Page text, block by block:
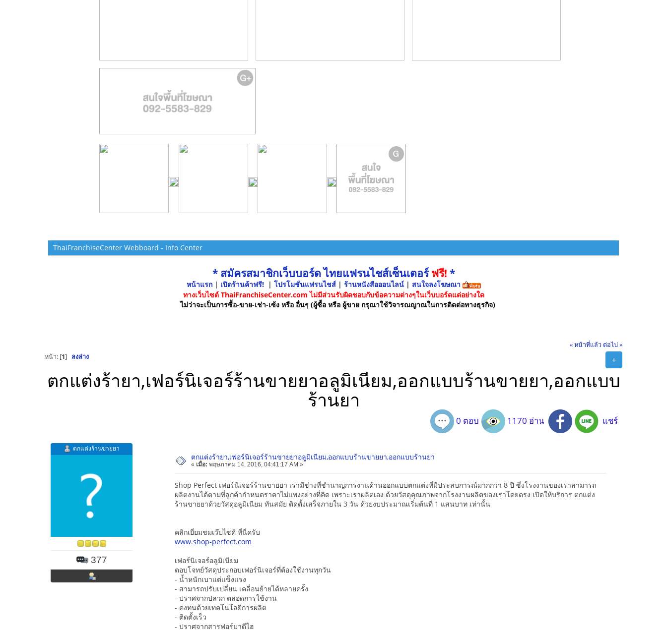
ThaiFranchiseCenter Webboard - Info Center
* สมัครสมาชิกเว็บบอร์ด ไทยแฟรนไชส์เซ็นเตอร์ฟรี! *
หน้าแรก| เปิดร้านค้าฟรี! | โปรโมชั่นแฟรนไชส์ | ร้านหนังสือออนไลน์ | สนใจลงโฆษณา
ทางเว็บไซต์ ThaiFranchiseCenter.com ไม่มีส่วนรับผิดชอบกับข้อความต่างๆในเว็บบอร์ดแต่อย่างใด
ไม่ว่าจะเป็นการซื้อ-ขาย-เช่า-เซ้ง หรือ อื่นๆ (ผู้ซื้อ หรือ ผู้ขาย กรุณาใช้วิจารณญาณในการติดต่อทางธุรกิจ)
« หน้าที่แล้ว ต่อไป »
+
หน้า: [1] ลงล่าง
ตกแต่งร้ายา,เฟอร์นิเจอร์ร้านขายยาอลูมิเนียม,ออกแบบร้านขายยา,ออกแบบ
ร้านยา
0 ตอบ 1170 อ่าน แชร์
ตกแต่งร้านขายยา
377
ตกแต่งร้ายา,เฟอร์นิเจอร์ร้านขายยาอลูมิเนียม,ออกแบบร้านขายยา,ออกแบบร้านยา
« เมื่อ: พฤษภาคม 14, 2016, 04:41:17 AM »
Shop Perfect เฟอร์นิเจอร์ร้านขายยา เรามีช่างที่ชำนาญการงานด้านออกแบบตกแต่งที่มีประสบการณ์มากกว่า 8 ปี ซึ่งโรงงานของเราสามารถ
ผลิตงานได้ตามที่ลูกค้ากำหนดราคาไม่แพงอย่างที่คิด เพราะเราผลิตเอง ด้วยวัสดุคุณภาพจากโรงงานผลิตของเราโดยตรง เปิดให้บริการ ตกแต่ง
ร้านขายยาด้วยวัสดุอลูมิเนียม ทันสมัย ติดตั้งเสร็จภายใน 3 วัน ด้วยงบประมาณเริ่มต้นที่ 1 แสนบาท เท่านั้น
คลิกเยี่ยมชมเว๊ปไซค์ ที่นี่ครับ
www.shop-perfect.com
เฟอร์นิเจอร์อลูมิเนียม
ตอบโจทย์วัสดุประกอบเฟอร์นิเจอร์ที่ต้องใช้งานทุกวัน
- น้ำหนักเบาแต่แข็งแรง
- สามารถปรับเปลี่ยน เคลื่อนย้ายได้หลายครั้ง
- ปราศจากปลวก ตลอดการใช้งาน
- คงทนด้วยเทคโนโลยีการผลิต
- ติดตั้งเร็ว
- ปราศจากสารฟอร์มาดีไฮ